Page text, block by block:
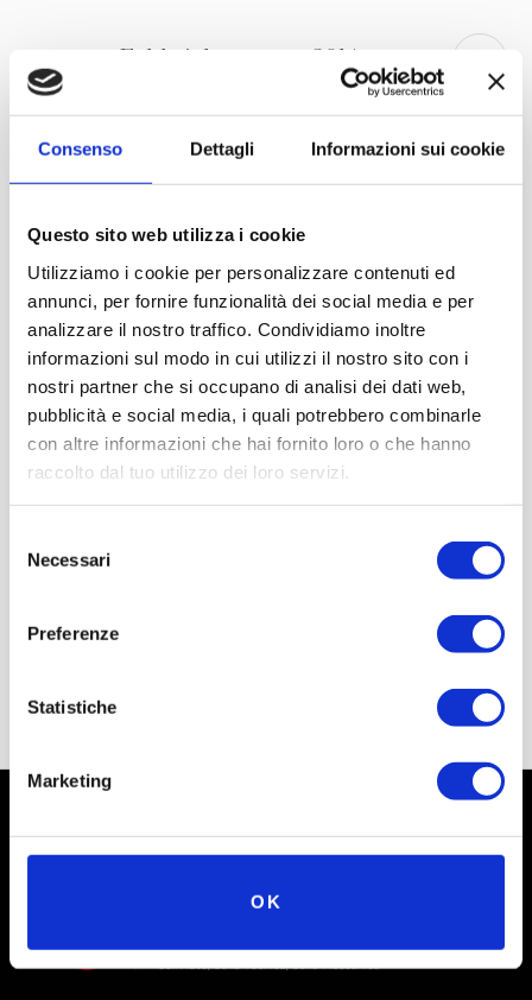
Consenso Dettagli Informazioni sui cookie
Questo sito web utilizza i cookie
Utilizziamo i cookie per personalizzare contenuti ed
annunci, per fornire funzionalità dei social media e per
analizzare il nostro traffico. Condividiamo inoltre
informazioni sul modo in cui utilizzi il nostro sito con i
nostri partner che si occupano di analisi dei dati web,
pubblicità e social media, i quali potrebbero combinarle
con altre informazioni che hai fornito loro o che hanno
raccolto dal tuo utilizzo dei loro servizi.
delNecessari
Preferenze
Statistiche
Marketing
OK
Fabbriche aperte 2014
Con il patrocinio di Partner Network